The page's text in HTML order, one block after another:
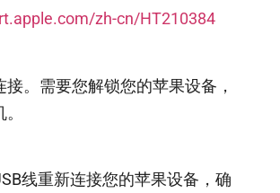
zh-cn/HT210384
。需要您解锁您的苹果设备，
线重新连接您的苹果设备，确